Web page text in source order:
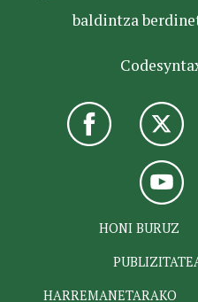
baldintza
HONI BURUZ
HARREMANETARAKO